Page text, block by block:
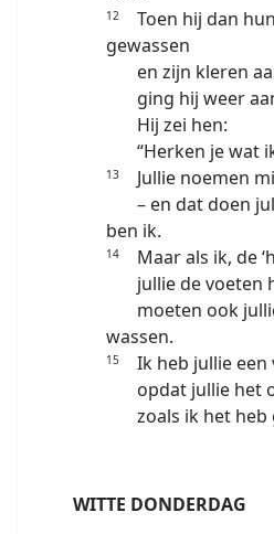
12
Toen hij dan
gewassen
en zijn kleren
ging hij weer
Hij zei hen:
“Herken je wat
13
Jullie noemen
– en dat doen
ben ik.
14
Maar als ik, de
jullie de voeten
moeten ook
wassen.
15
Ik heb jullie een
opdat jullie het
zoals ik het heb
WITTE DONDERDAG